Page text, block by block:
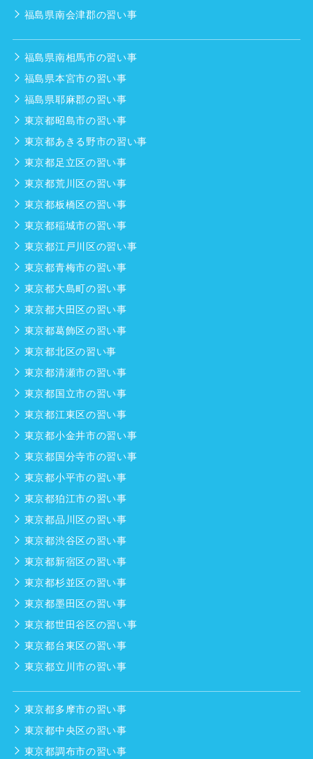
福島県南会津郡の習い事
福島県南相馬市の習い事
福島県本宮市の習い事
福島県耶麻郡の習い事
東京都昭島市の習い事
東京都あきる野市の習い事
東京都足立区の習い事
東京都荒川区の習い事
東京都板橋区の習い事
東京都稲城市の習い事
東京都江戸川区の習い事
東京都青梅市の習い事
東京都大島町の習い事
東京都大田区の習い事
東京都葛飾区の習い事
東京都北区の習い事
東京都清瀬市の習い事
東京都国立市の習い事
東京都江東区の習い事
東京都小金井市の習い事
東京都国分寺市の習い事
東京都小平市の習い事
東京都狛江市の習い事
東京都品川区の習い事
東京都渋谷区の習い事
東京都新宿区の習い事
東京都杉並区の習い事
東京都墨田区の習い事
東京都世田谷区の習い事
東京都台東区の習い事
東京都立川市の習い事
東京都多摩市の習い事
東京都中央区の習い事
東京都調布市の習い事